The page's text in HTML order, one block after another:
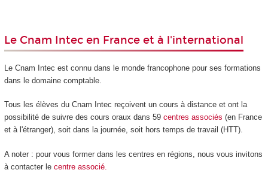
Le Cnam Intec en France et à l'international
Le Cnam Intec est connu dans le monde francophone pour ses formations
dans le domaine comptable.
Tous les élèves du Cnam Intec reçoivent un cours à distance et ont la
possibilité de suivre des cours oraux dans 59 centres associés (en France
et à l'étranger), soit dans la journée, soit hors temps de travail (HTT).
A noter : pour vous former dans les centres en régions, nous vous invitons
à contacter le centre associé.